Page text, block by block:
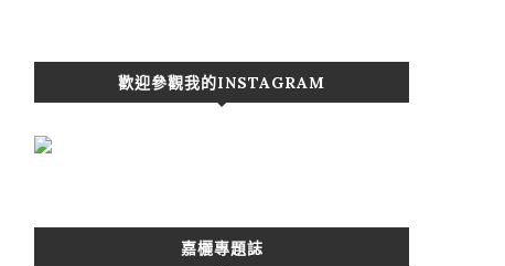
歡迎參觀我的INSTAGRAM
嘉欐專題誌